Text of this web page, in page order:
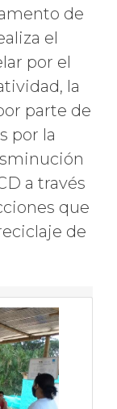
de
el
por el
la
parte de
por la
a través
que
de